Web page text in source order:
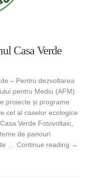
Casa Verde
– Pentru dezvoltarea
pentru Mediu (AFM)
proiecte și programe
cel al caselor ecologice
Verde Fotovoltaic,
de panouri
… Continue reading →